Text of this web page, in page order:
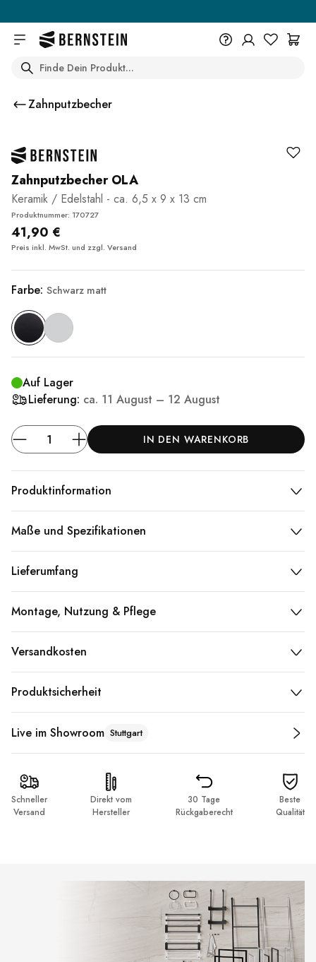
Search
Zahnputzbecher
Zahnputzbecher OLA
Keramik / Edelstahl - ca. 6,5 x 9 x 13 cm
Produktnummer: 170727
41,90 €
Preis inkl. MwSt. und zzgl. Versand
Farbe: Schwarz matt
Auf Lager
Lieferung: ca. 11 August – 12 August
IN DEN WARENKORB
Produktinformation
Maße und Spezifikationen
Lieferumfang
Montage, Nutzung & Pflege
Versandkosten
Produktsicherheit
Live im Showroom Stuttgart
Schneller
Versand
Direkt vom
Hersteller
30 Tage
Rückgaberecht
Beste
Qualität